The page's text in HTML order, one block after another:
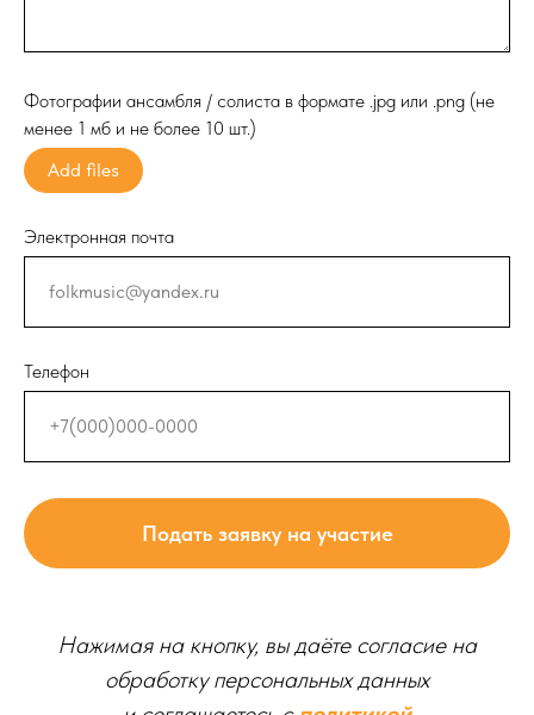
Фотографии ансамбля / солиста в формате .jpg или .png (не
менее 1 мб и не более 10 шт.)
Add files
Электронная почта
Телефон
Подать заявку на участие
Нажимая на кнопку, вы даёте согласие на
обработку персональных данных